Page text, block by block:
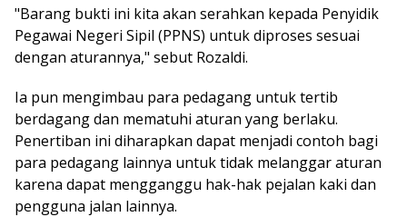
"Barang bukti ini kita akan serahkan kepada Penyidik
Pegawai Negeri Sipil (PPNS) untuk diproses sesuai
dengan aturannya," sebut Rozaldi.
Ia pun mengimbau para pedagang untuk tertib
berdagang dan mematuhi aturan yang berlaku.
Penertiban ini diharapkan dapat menjadi contoh bagi
para pedagang lainnya untuk tidak melanggar aturan
karena dapat mengganggu hak-hak pejalan kaki dan
pengguna jalan lainnya.